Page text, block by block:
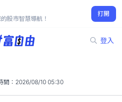
股市智慧導航！
打開
登入
-0.11%
間： 2026/08/10 05:30